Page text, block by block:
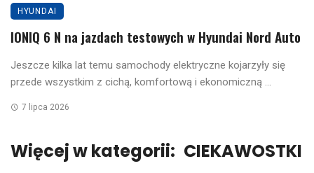
HYUNDAI
IONIQ 6 N na jazdach testowych w Hyundai Nord Auto
Jeszcze kilka lat temu samochody elektryczne kojarzyły się
przede wszystkim z cichą, komfortową i ekonomiczną ...
7 lipca 2026
Więcej w kategorii: CIEKAWOSTKI